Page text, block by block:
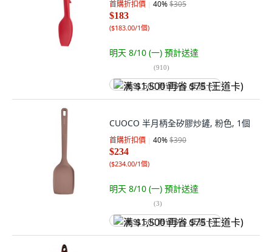
首購折扣價 40%$305
$183
($183.00/1個)
明天 8/10 (一) 預計送達
(910)
满 $1,500 再省 $75 (王道卡)
CUOCO 半月柄全矽膠炒鏟, 粉色, 1個
首購折扣價 40%$390
$234
($234.00/1個)
明天 8/10 (一) 預計送達
(3)
满 $1,500 再省 $75 (王道卡)